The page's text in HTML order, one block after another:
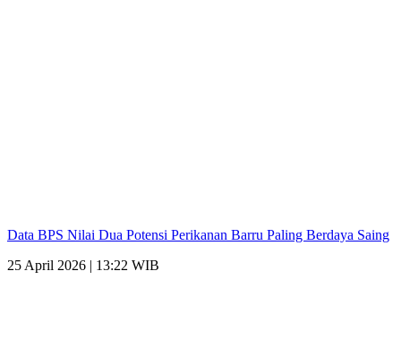
Data BPS Nilai Dua Potensi Perikanan Barru Paling Berdaya Saing
25 April 2026 | 13:22 WIB